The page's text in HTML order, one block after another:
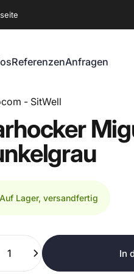
ReferenzenAnfragen
- SitWell
Lager, versandfertig
In